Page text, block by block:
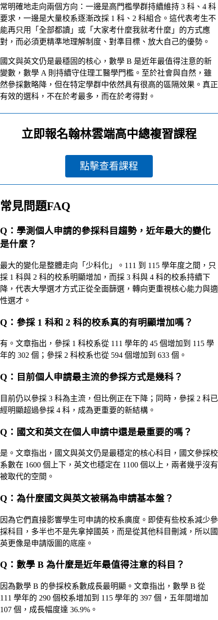
常明確地走向兩個方向：一邊是高門檻學群持續維持 3 科、4 科
要求，一邊是大量校系逐漸改採 1 科、2 科組合。這代表考生不
能再只用「全部都讀」或「大家考什麼我就考什麼」的方式應
對，而必須更精準地理解制度、對準目標、放大自己的優勢。
國文與英文仍是最穩固的核心，數學 B 是近年最值得注意的新
變數，數學 A 則持續守住理工醫學門檻。至於社會與自然，雖
然參採數略降，但在特定學群中依然具有很高的區隔效果。真正
有效的選科，不在於考最多，而在於考得對。
立即報名翰林雲端高中總複習課程
點擊查看課程
常見問題FAQ
Q：學測個人申請的參採科目趨勢，近年最大的變化
是什麼？
最大的變化是整體走向「少科化」。111 到 115 學年度之間，只
採 1 科與 2 科的校系明顯增加，而採 3 科與 4 科的校系持續下
降，代表大學選才方式正從全面篩選，轉向更重視核心能力與適
性選才。
Q：參採 1 科和 2 科的校系真的有明顯增加嗎？
有。文章指出，參採 1 科校系從 111 學年的 45 個增加到 115 學
年的 302 個；參採 2 科校系也從 594 個增加到 633 個。
Q：目前個人申請最主流的參採方式是幾科？
目前仍以參採 3 科為主流，但比例正在下降；同時，參採 2 科已
經明顯超過參採 4 科，成為更重要的新結構。
Q：國文和英文在個人申請中還是最重要的嗎？
是。文章指出，國文與英文仍是最穩定的核心科目，國文參採校
系數在 1600 個上下，英文也穩定在 1100 個以上，兩者幾乎沒有
被取代的空間。
Q：為什麼國文與英文被稱為申請基本盤？
因為它們直接影響學生可申請的校系廣度。即使有些校系減少參
採科目，多半也不是先拿掉國英，而是從其他科目刪減，所以國
英更像是申請版圖的底座。
Q：數學 B 為什麼是近年最值得注意的科目？
因為數學 B 的參採校系數成長最明顯。文章指出，數學 B 從
111 學年的 290 個校系增加到 115 學年的 397 個，五年間增加
107 個，成長幅度達 36.9%。